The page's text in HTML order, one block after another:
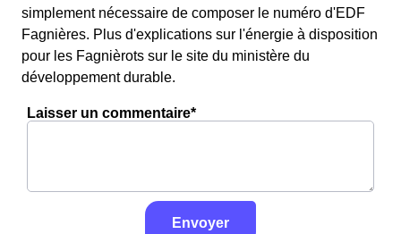
simplement nécessaire de composer le numéro d'EDF
Fagnières. Plus d'explications sur l'énergie à disposition
pour les Fagnièrots sur le site du ministère du
développement durable.
Laisser un commentaire*
Envoyer